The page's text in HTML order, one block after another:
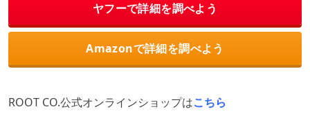
ヤフーで詳細を調べよう
Amazonで詳細を調べよう
ROOT CO.公式オンラインショップはこちら